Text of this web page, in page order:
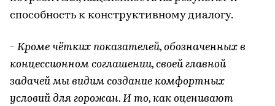
способность к конструктивному диалогу.
- Кроме чётких показателей, обозначенных в
концессионном соглашении, своей главной
задачей мы видим создание комфортных
условий для горожан. И то, как оценивают